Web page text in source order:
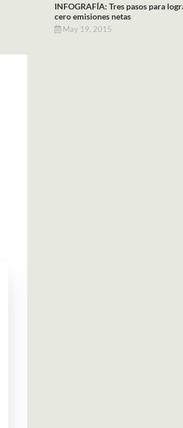
INFOGRAFÍA: Tres pasos para
cero emisiones netas
May 19, 2015